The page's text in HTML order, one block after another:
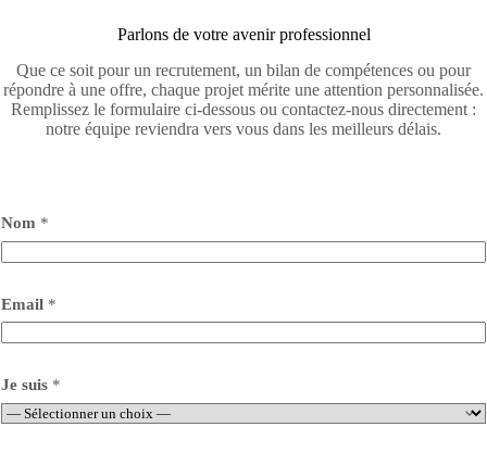
Parlons de votre avenir professionnel
Que ce soit pour un recrutement, un bilan de compétences ou pour
répondre à une offre, chaque projet mérite une attention personnalisée.
Remplissez le formulaire ci-dessous ou contactez-nous directement :
notre équipe reviendra vers vous dans les meilleurs délais.
Nom *
Email *
Je suis *